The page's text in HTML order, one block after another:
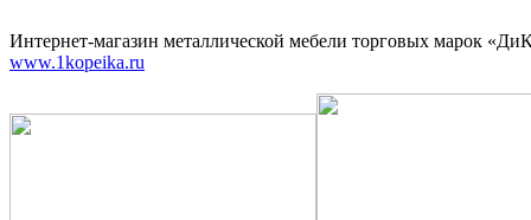
Интернет-магазин металлической мебели торговых марок
www.1kopeika.ru